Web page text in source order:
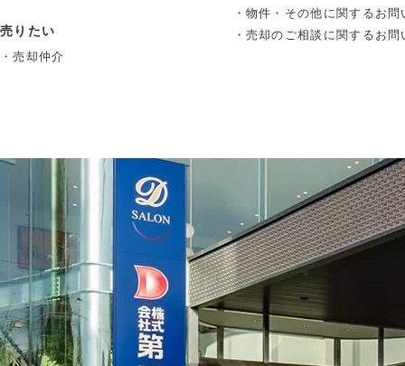
売りたい
・売却仲介
・物件・その他に関するお
・売却のご相談に関するお